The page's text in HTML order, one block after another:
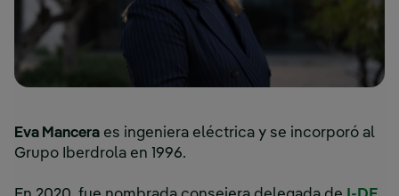
Eva Mancera es ingeniera eléctrica y se incorporó al
Grupo Iberdrola en 1996.